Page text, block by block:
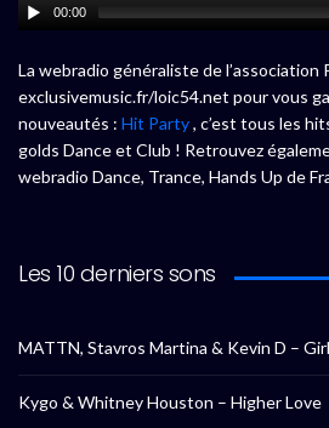
00:00
La webradio généraliste de l’association
exclusivemusic.fr/loic54.net pour vous
nouveautés : Hit Party, c’est tous les
golds Dance et Club ! Retrouvez
webradio Dance, Trance, Hands Up de
Les 10 derniers sons
MATTN, Stavros Martina & Kevin D –
Kygo & Whitney Houston – Higher Love